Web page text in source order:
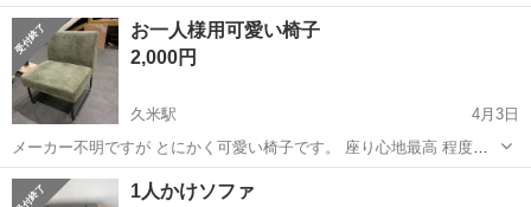
度良いですね♪ 早いものですよ 管理番号 2459356
愛媛 松山市 久米駅 ソファ 一人
お一人様用可愛い椅子
2,000円
久米駅
4月3日
メーカー不明ですが とにかく可愛い椅子です。 座り心地最高 程度は
良いですね♪ 早いものです♪ 管理番号 2459363
愛媛 松山市
1人かけソファ